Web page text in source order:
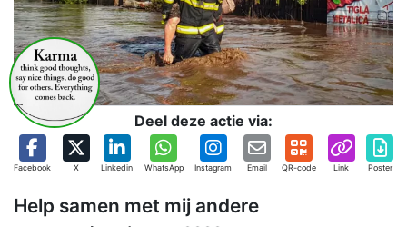
Deel deze actie via:
Facebook X Linkedin WhatsApp Instagram Email QR-code Link Poster
Help samen met mij andere